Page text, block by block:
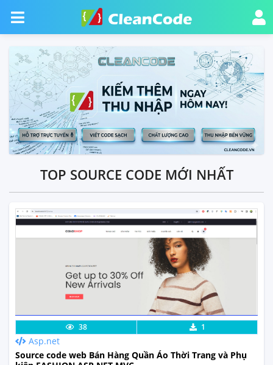
TOP SOURCE CODE MỚI NHẤT
Lưu code Xem Thực Tế
38 1
Asp.net
Source code web Bán Hàng Quần Áo Thời Trang và Phụ